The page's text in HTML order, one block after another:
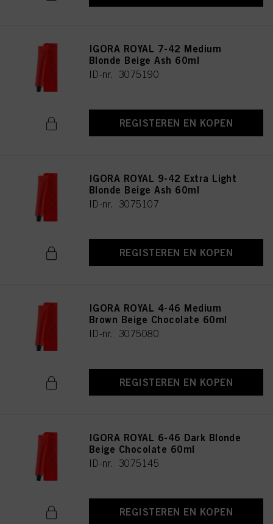
IGORA ROYAL 7-42 Medium
Blonde Beige Ash 60ml
ID-nr. 3075190
REGISTEREN EN KOPEN
IGORA ROYAL 9-42 Extra Light
Blonde Beige Ash 60ml
ID-nr. 3075107
REGISTEREN EN KOPEN
IGORA ROYAL 4-46 Medium
Brown Beige Chocolate 60ml
ID-nr. 3075080
REGISTEREN EN KOPEN
IGORA ROYAL 6-46 Dark Blonde
Beige Chocolate 60ml
ID-nr. 3075145
REGISTEREN EN KOPEN